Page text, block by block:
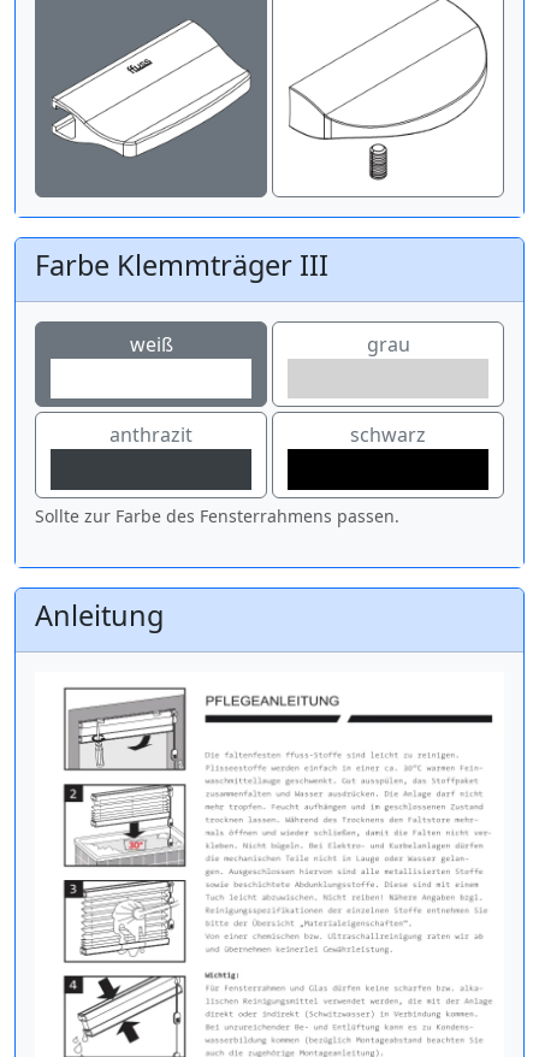
Farbe Klemmträger III
weiß grau
anthrazit schwarz
Sollte zur Farbe des Fensterrahmens passen.
Anleitung